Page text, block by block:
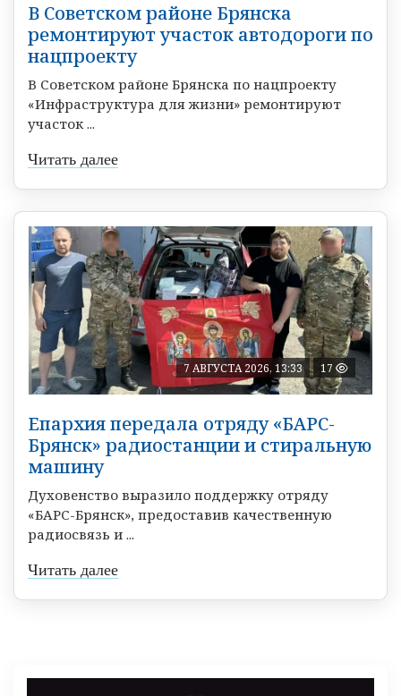
В Советском районе Брянска
ремонтируют участок автодороги по
нацпроекту
В Советском районе Брянска по нацпроекту
«Инфраструктура для жизни» ремонтируют
участок ...
Читать далее
7 АВГУСТА 2026, 13:33 17
Епархия передала отряду «БАРС-
Брянск» радиостанции и стиральную
машину
Духовенство выразило поддержку отряду
«БАРС-Брянск», предоставив качественную
радиосвязь и ...
Читать далее